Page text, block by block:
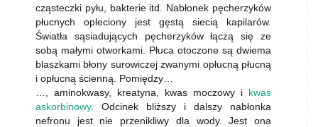
cząsteczki pyłu, bakterie itd. Nabłonek pęcherzyków
płucnych opleciony jest gęstą siecią kapilarów.
Światła sąsiadujących pęcherzyków łączą się ze
sobą małymi otworkami. Płuca otoczone są dwiema
blaszkami błony surowiczej zwanymi opłucną płucną
i opłucną ścienną. Pomiędzy…
…, aminokwasy, kreatyna, kwas moczowy i kwas
askorbinowy. Odcinek bliższy i dalszy nabłonka
nefronu jest nie przenikliwy dla wody. Jest ona